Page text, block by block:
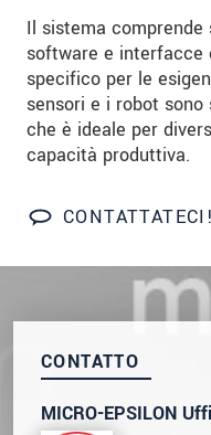
Il sistema comprende
software e interfacce
specifico per le
sensori e i robot
che è ideale per
capacità produttiva.
CONTATTATECI!
CONTATTO
MICRO-EPSILON
* Informazioni
We treat your data
data privacy
INVIA